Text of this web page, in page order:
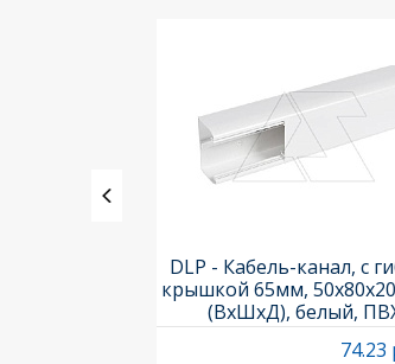
DLP - Кабель-канал, с
крышкой 65мм,
(ВхШхД), белый,
74.23